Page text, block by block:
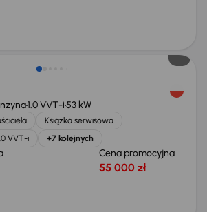
1.0 VVT-i53 kW
Książka serwisowa
VVT-i +7 kolejnych
Cena promocyjna
55 000 zł